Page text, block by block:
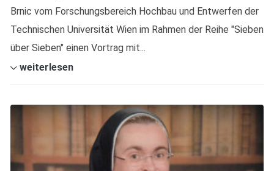
Brnic vom Forschungsbereich Hochbau und Entwerfen der
Technischen Universität Wien im Rahmen der Reihe "Sieben
über Sieben" einen Vortrag mit...
weiterlesen